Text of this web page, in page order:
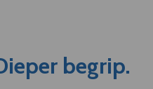
begrip.